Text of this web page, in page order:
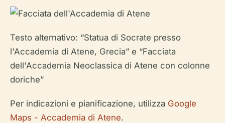
Testo alternativo: “Statua di Socrate presso
l'Accademia di Atene, Grecia” e “Facciata
dell'Accademia Neoclassica di Atene con colonne
doriche”
Per indicazioni e pianificazione, utilizza Google
Maps - Accademia di Atene.